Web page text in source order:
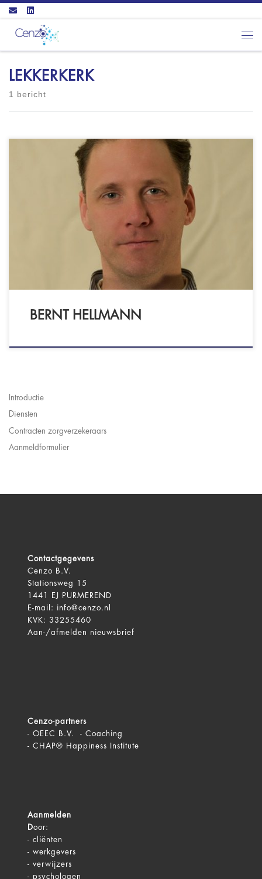
Ga naar inhoud
LEKKERKERK
1 bericht
Psychologiepraktijk B.J.M. Hellmann
Raadhuisplein 2-D2941 BR LEKKERKERK - GZ-
psycholoog (BIG: 9041779525) - NIP
geregistreerd - VGCt geregistreerd
BERNT HELLMANN
Introductie
Diensten
Contracten zorgverzekeraars
Aanmeldformulier
Contactgegevens
Cenzo B.V.
Stationsweg 15
1441 EJ PURMEREND
E-mail:
info@cenzo.nl
KVK: 33255460
Aan-/afmelden
nieuwsbrief
Cenzo-partners
- OEEC B.V. - Coaching
- CHAP® Happiness Institute
Aanmelden
Door:
- cliënten
- werkgevers
- verwijzers
- psychologen